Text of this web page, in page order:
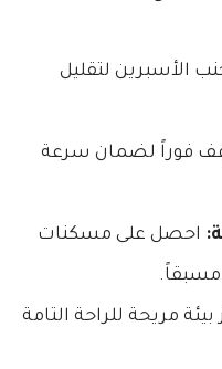
الأسبرين لتقليل
فوراً لضمان سرعة
احصل على مسكنات
مسبقاً.
مريحة للراحة التامة